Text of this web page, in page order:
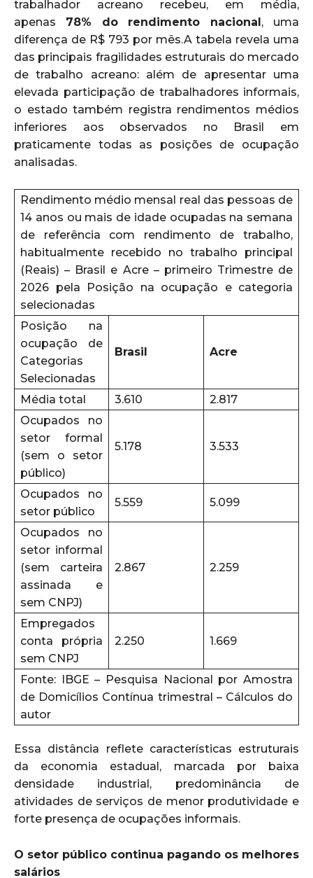
trabalhador acreano recebeu, em média,
apenas 78% do rendimento nacional , uma
diferença de R$ 793 por mês.A tabela revela uma
das principais fragilidades estruturais do mercado
de trabalho acreano: além de apresentar uma
elevada participação de trabalhadores informais,
o estado também registra rendimentos médios
inferiores aos observados no Brasil em
praticamente todas as posições de ocupação
analisadas.
Rendimento médio mensal real das pessoas de
14 anos ou mais de idade ocupadas na semana
de referência com rendimento de trabalho,
habitualmente recebido no trabalho principal
(Reais) – Brasil e Acre – primeiro Trimestre de
2026 pela Posição na ocupação e categoria
selecionadas
Posição na
ocupação de
Categorias
Selecionadas
Brasil Acre
Média total 3.610
2.817
Ocupados no
setor formal
(sem o setor
público)
5.178 3.533
Ocupados no
setor público
5.559 5.099
Ocupados no
setor informal
(sem carteira
assinada e
sem CNPJ)
2.867 2.259
Empregados
conta própria
sem CNPJ
2.250 1.669
Fonte: IBGE – Pesquisa Nacional por Amostra
de Domicílios Contínua trimestral – Cálculos do
autor
Essa distância reflete características estruturais
da economia estadual, marcada por baixa
densidade industrial, predominância de
atividades de serviços de menor produtividade e
forte presença de ocupações informais.
O setor público continua pagando os melhores
salários